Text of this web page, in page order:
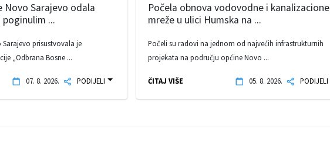
Novo Sarajevo odala
...
prisustvovala je
„Odbrana Bosne ...
07. 8. 2026. PODIJELI
Počela obnova vodovodne i kanalizacione
mreže u ulici Humska na ...
Počeli su radovi na jednom od najvećih infrastrukturnih
projekata na području općine Novo ...
ČITAJ VIŠE 05. 8. 2026. PODIJELI